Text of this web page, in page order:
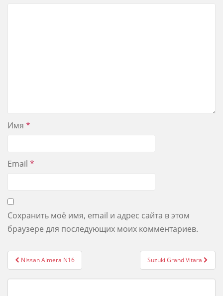
Имя *
Email *
Сохранить моё имя, email и адрес сайта в этом
браузере для последующих моих комментариев.
Post
navigation
Nissan Almera N16 Suzuki Grand Vitara